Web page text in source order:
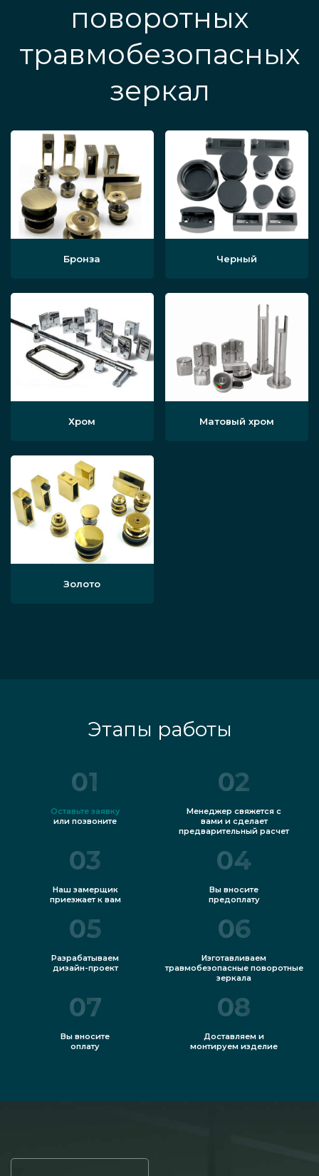
поворотных
травмобезопасных
зеркал
Бронза Черный
Хром Матовый хром
Золото
Этапы работы
01
Оставьте заявку
или позвоните
02
Менеджер свяжется с
вами и сделает
предварительный расчет
03
Наш замерщик
приезжает к вам
04
Вы вносите
предоплату
05
Разрабатываем
дизайн-проект
06
Изготавливаем
травмобезопасные поворотные
зеркала
07
Вы вносите
оплату
08
Доставляем и
монтируем изделие